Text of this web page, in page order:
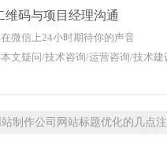
维码与项目经理沟通
微信上24小时期待你的声音
文疑问/技术咨询/运营咨询/技术
制作公司网站标题优化的几点